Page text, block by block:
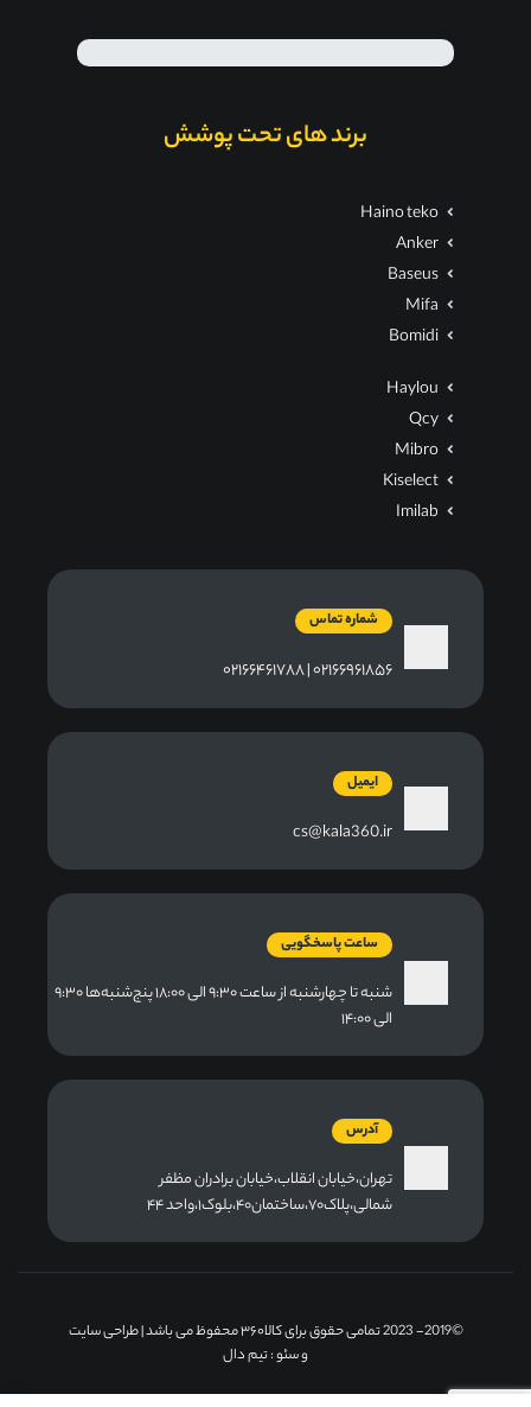
برند های تحت پوشش
Haino teko
Anker
Baseus
Mifa
Bomidi
Haylou
Qcy
Mibro
Kiselect
Imilab
شماره تماس
۰۲۱۶۶۹۶۱۸۵۶ | ۰۲۱۶۶۴۶۱۷۸۸
ایمیل
cs@kala360.ir
ساعت پاسخگویی
شنبه تا چهارشنبه از ساعت ۹:۳۰ الی ۱۸:۰۰ پنج‌شنبه‌ها ۹:۳۰
الی ۱۴:۰۰
آدرس
تهران،خیابان انقلاب،خیابان برادران مظفر
شمالی،پلاک۷۰،ساختمان۴۰،بلوک۱،واحد ۴۴
©2019- 2023 تمامی حقوق برای کالا۳۶۰ محفوظ می باشد |
طراحی سایت
و سئو: تیم دال